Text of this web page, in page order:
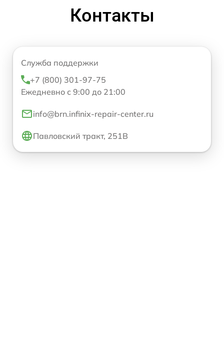
Контакты
Служба поддержки
+7 (800) 301-97-75
Ежедневно с 9:00 до 21:00
info@brn.infinix-repair-center.ru
Павловский тракт, 251В